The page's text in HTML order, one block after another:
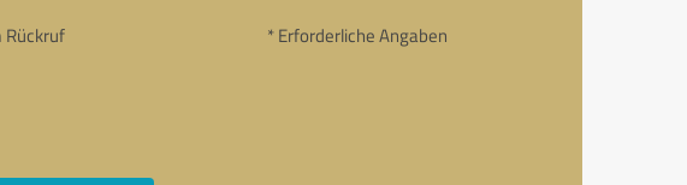
Rückruf * Erforderliche Angaben